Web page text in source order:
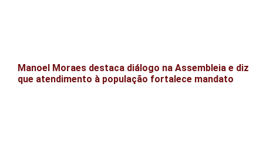
Manoel Moraes destaca diálogo na Assembleia e diz
que atendimento à população fortalece mandato